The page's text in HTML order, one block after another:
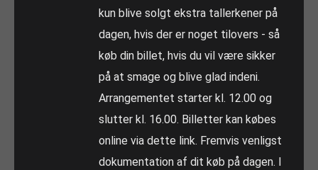
kun blive solgt ekstra tallerkener på
dagen, hvis der er noget tilovers - så
køb din billet, hvis du vil være sikker
på at smage og blive glad indeni.
Arrangementet starter kl. 12.00 og
slutter kl. 16.00. Billetter kan købes
online via dette link. Fremvis venligst
dokumentation af dit køb på dagen. I